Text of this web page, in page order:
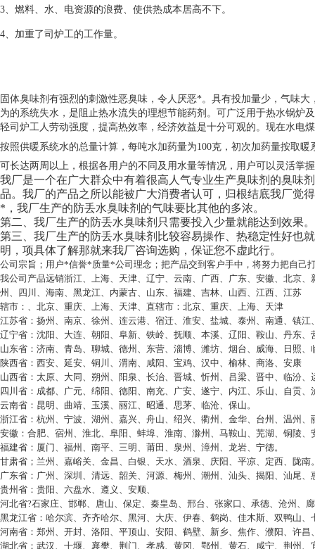
3、燃料、水、电资源的浪费、使供热成本居高不下。
4、加重了司炉工的工作量。
固体臭味剂有强烈的刺激性恶臭味，令人厌恶*。具有投加量少，气味
为的系统失水，是阻止热水流失的理想节能药剂。可广泛用于热水锅炉
轻司炉工人劳动强度，提高热效率，经济效益是十分可观的。现在水电
按照供暖系统水的总量计算，每吨水加药量为100克，初次加药量按取暖
可长达两周以上，根据各用户的不同及用水量等情况，用户可以灵活掌
我厂是一个在广大群众中有着很高人气专业生产臭味剂的臭味
品。我厂的产品之所以能被广大消费者认可，归根结底我厂觉
*，我厂生产的防丢水臭味剂的气味要比其他的多浓。
第二、我厂生产的防丢水臭味剂只需要投入少量就能达到效果。
第三、我厂生产的防丢水臭味剂比较容易操作、热稳定性好也
明，项具体了解那就来我厂咨询选购，保证您不虚此行。
公司宗旨；用户*信誉*质量*公司理念；把产品交到客户手中，将努力把自己
我公司产品远销浙江、上海、天津、辽宁、云南、广西、广东、安徽、北京
州、四川、海南、黑龙江、内蒙古、山东、福建、吉林、山西、江西、江苏
辖市：、北京、重庆、上海、天津、直辖市：北京、重庆、上海、天津
江苏省：扬州、南京、徐州、连云港、宿迁、淮安、盐城、泰州、南通、镇江
辽宁省：沈阳、大连、朝阳、阜新、铁岭、抚顺、本溪、辽阳、鞍山、丹东
山东省：济南、青岛、聊城、德州、东营、淄博、潍坊、烟台、威海、日照
陕西省：西安、延安、铜川、渭南、咸阳、宝鸡、汉中、榆林、商洛、安康
山西省：太原、大同、朔州、阳泉、长治、晋城、忻州、吕梁、晋中、临汾、
四川省：成都、广元、绵阳、德阳、南充、广安、遂宁、内江、乐山、自贡
云南省：昆明、曲靖、玉溪、丽江、昭通、思茅、临沧、保山。
浙江省：杭州、宁波、湖州、嘉兴、舟山、绍兴、衢州、金华、台州、温州、
安徽：合肥、宿州、淮北、阜阳、蚌埠、淮南、滁州、马鞍山、芜湖、铜陵
福建省：厦门、福州、南平、三明、莆田、泉州、漳州、龙岩、宁德。
甘肃省；兰州、嘉峪关、金昌、白银、天水、酒泉、庆阳、平凉、定西、陇南
广东省：广州、深圳、清远、韶关、河源、梅州、潮州、汕头、揭阳、汕尾
贵州省：贵阳、六盘水、遵义、安顺、
河北省?石家庄、邯郸、唐山、保定、秦皇岛、邢台、张家口、承德、沧州、
黑龙江省：哈尔滨、齐齐哈尔、黑河、大庆、伊春、鹤岗、佳木斯、双鸭山
河南省：郑州、开封、洛阳、平顶山、安阳、鹤壁、新乡、焦作、濮阳、许
湖北省：武汉、十堰、襄樊、荆门、孝感、黄冈、鄂州、黄石、咸宁、荆州、